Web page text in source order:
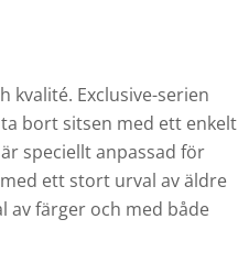
kvalité. Exclusive-serien
bort sitsen med ett enkelt
speciellt anpassad för
ett stort urval av äldre
av färger och med både